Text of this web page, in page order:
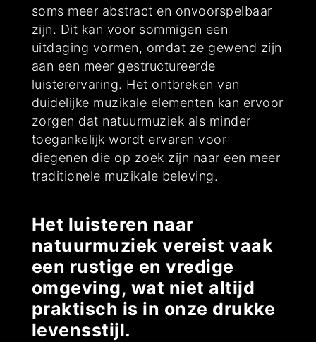
soms meer abstract en onvoorspelbaar
zijn. Dit kan voor sommigen een
uitdaging vormen, omdat ze gewend zijn
aan een meer gestructureerde
luisterervaring. Het ontbreken van
duidelijke muzikale elementen kan ervoor
zorgen dat natuurmuziek als minder
toegankelijk wordt ervaren voor
diegenen die op zoek zijn naar een meer
traditionele muzikale beleving.
Het luisteren naar
natuurmuziek vereist vaak
een rustige en vredige
omgeving, wat niet altijd
praktisch is in onze drukke
levensstijl.